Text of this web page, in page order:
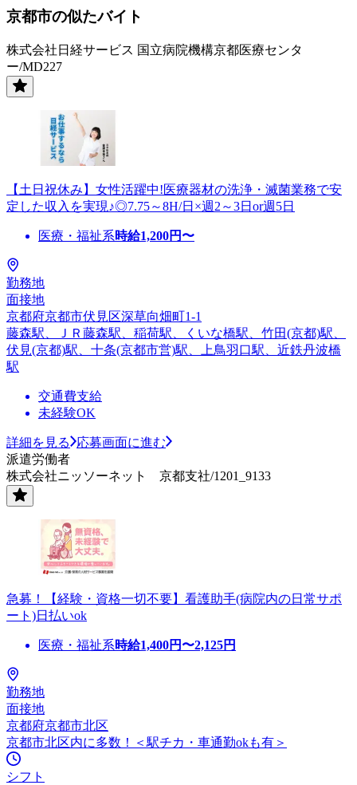
京都市の似たバイト
株式会社日経サービス 国立病院機構京都医療センタ
ー/MD227
【土日祝休み】女性活躍中!医療器材の洗浄・滅菌業務で安
定した収入を実現♪◎7.75～8H/日×週2～3日or週5日
医療・福祉系時給1,200円〜
勤務地
面接地
京都府京都市伏見区深草向畑町1-1
藤森駅、ＪＲ藤森駅、稲荷駅、くいな橋駅、竹田(京都)駅、
伏見(京都)駅、十条(京都市営)駅、上鳥羽口駅、近鉄丹波橋
駅
交通費支給
未経験OK
詳細を見る
応募画面に進む
派遣労働者
株式会社ニッソーネット 京都支社/1201_9133
急募！【経験・資格一切不要】看護助手(病院内の日常サポ
ート)日払いok
医療・福祉系時給1,400円〜2,125円
勤務地
面接地
京都府京都市北区
京都市北区内に多数！＜駅チカ・車通勤okも有＞
シフト